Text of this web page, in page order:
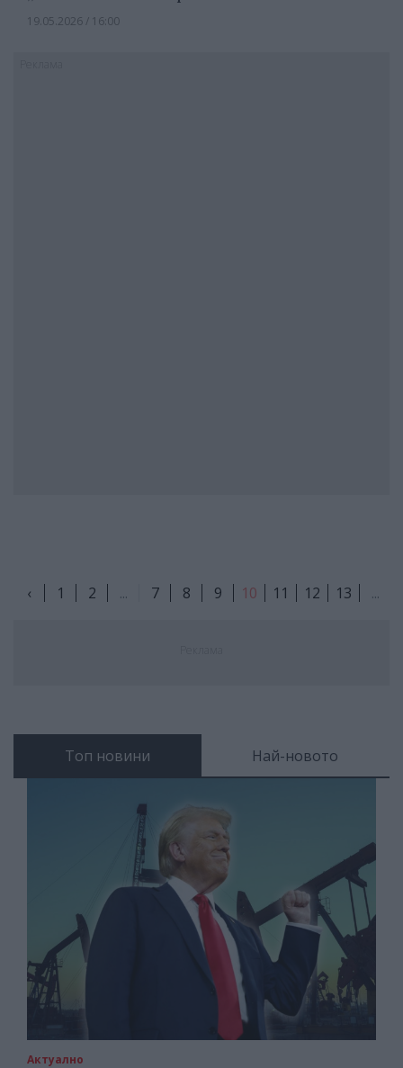
19.05.2026 / 16:00
‹ 1 2 ... 7 8 9 10 11 12 13 ...
Топ новини Най-новото
Актуално